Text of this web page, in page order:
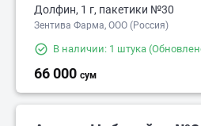
Долфин, 1 г, пакетики №30
Зентива Фарма, ООО (Россия)
В наличии: 1 штука
66 000 сум